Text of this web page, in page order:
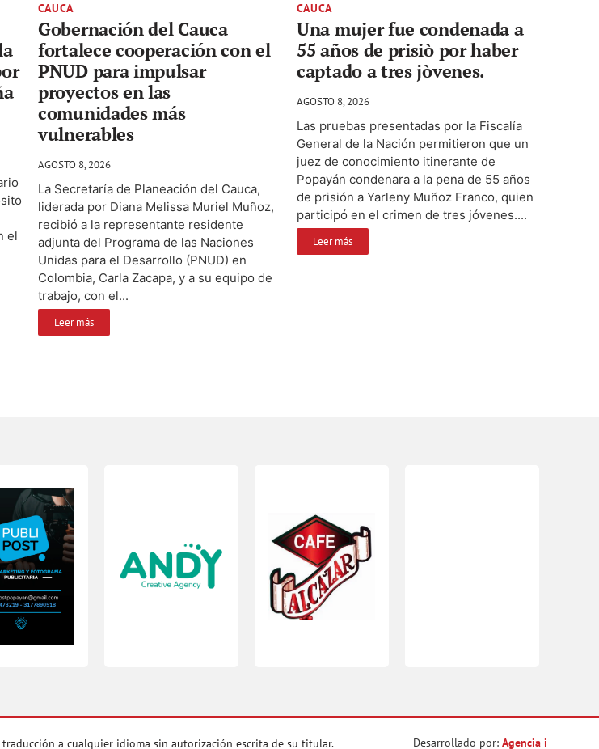
el
CAUCA
Gobernación del Cauca
fortalece cooperación con el
PNUD para impulsar
proyectos en las
comunidades más
vulnerables
AGOSTO 8, 2026
La Secretaría de Planeación del Cauca,
liderada por Diana Melissa Muriel Muñoz,
recibió a la representante residente
adjunta del Programa de las Naciones
Unidas para el Desarrollo (PNUD) en
Colombia, Carla Zacapa, y a su equipo de
trabajo, con el...
Leer más
CAUCA
Una mujer fue condenada a
55 años de prisiò por haber
captado a tres jòvenes.
AGOSTO 8, 2026
Las pruebas presentadas por la Fiscalía
General de la Nación permitieron que un
juez de conocimiento itinerante de
Popayán condenara a la pena de 55 años
de prisión a Yarleny Muñoz Franco, quien
participó en el crimen de tres jóvenes....
Leer más
traducción a cualquier idioma sin autorización escrita de su titular. Desarrollado por: Agencia i